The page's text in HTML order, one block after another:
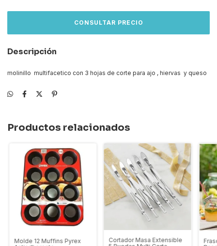
Descripción
molinillo multifacetico con 3 hojas de corte para ajo , hiervas y queso
Productos relacionados
Molde 12 Muffins Pyrex
Cortador Masa Extensible